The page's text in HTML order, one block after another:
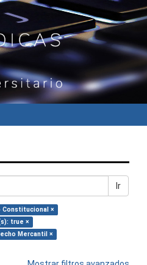
Ir
Constitucional ×
true ×
Mercantil ×